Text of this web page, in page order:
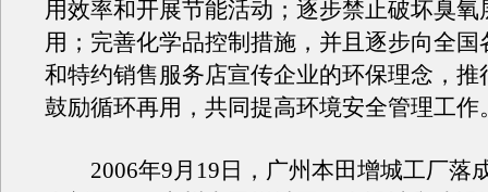
用效率和开展节能活动；逐步禁止破坏臭氧
用；完善化学品控制措施，并且逐步向全国
和特约销售服务店宣传企业的环保理念，推
鼓励循环再用，共同提高环境安全管理工作
2006年9月19日，广州本田增城工厂落